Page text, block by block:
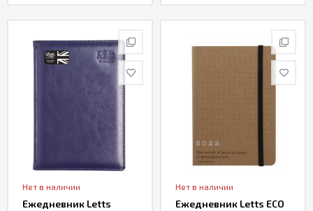
Нет в наличии
Ежедневник Letts
Нет в наличии
Ежедневник Letts ECO